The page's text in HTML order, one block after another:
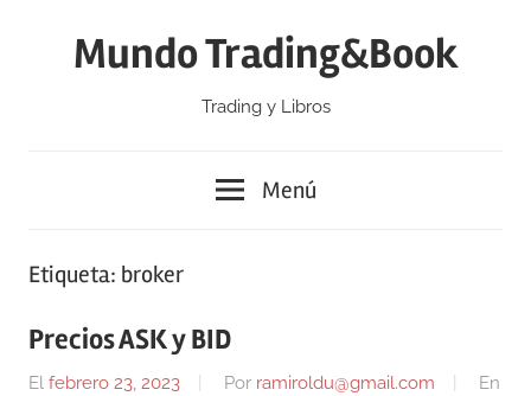
Mundo Trading&Book
Trading y Libros
Menú
Etiqueta: broker
Precios ASK y BID
El febrero 23, 2023 Por ramiroldu@gmail.com
En